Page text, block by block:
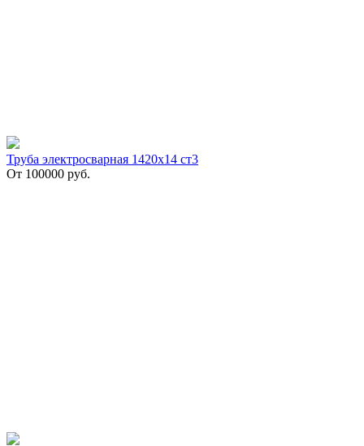
Труба электросварная 1420х14 ст3
От 100000 руб.